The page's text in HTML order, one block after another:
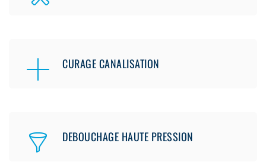
CURAGE CANALISATION
DEBOUCHAGE HAUTE PRESSION